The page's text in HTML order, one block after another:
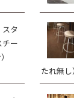
スタ
チー
たれ無し）